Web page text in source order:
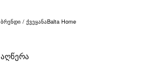
ბრენდი / ქვეყანაBalta Home
აღწერა